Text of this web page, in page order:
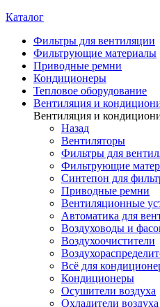
Каталог
Фильтры для вентиляции
Фильтрующие материалы
Приводные ремни
Кондиционеры
Тепловое оборудование
Вентиляция и
Вентиляция и
Назад
Вентиляторы
Фильтры для
Фильтрующие
Синтепон для
Приводные ремни
Вентиляционные
Автоматика для
Воздуховоды и
Воздухоочистители
Всё для
Кондиционеры
Осушители воздуха
Охладители воздуха